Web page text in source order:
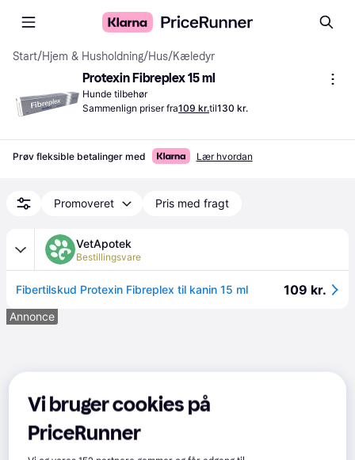
Start/Hjem & Husholdning/Hus/Kæledyr
Protexin Fibreplex 15 ml
Hunde tilbehør
Sammenlign priser fra109 kr.til130 kr.
Prøv fleksible betalinger med Lær hvordan
Promoveret Pris med fragt
VetApotek
Bestillingsvare
Fibertilskud Protexin Fibreplex til kanin 15 ml 109 kr.
Annonce
Vi bruger cookies på
PriceRunner